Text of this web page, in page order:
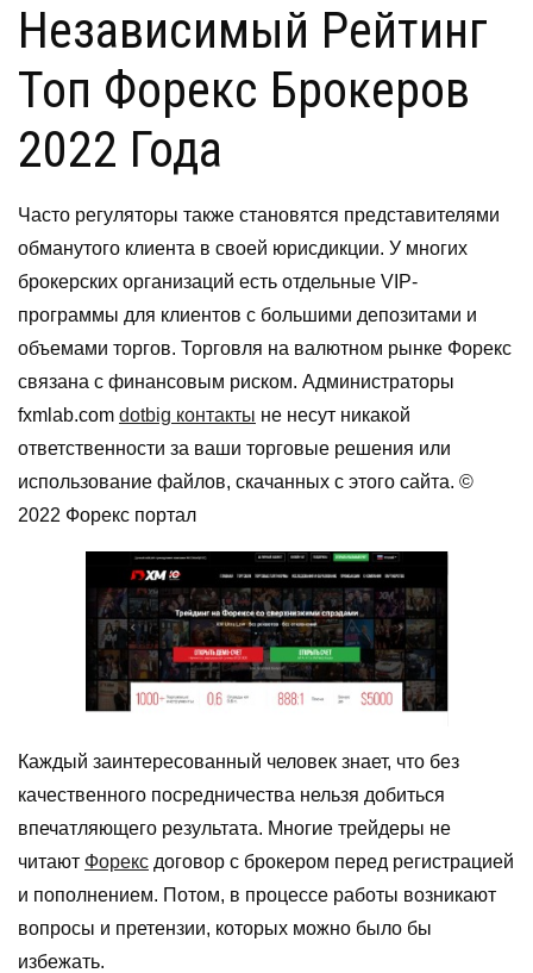
Независимый Рейтинг
Топ Форекс Брокеров
2022 Года
Часто регуляторы также становятся представителями
обманутого клиента в своей юрисдикции. У многих
брокерских организаций есть отдельные VIP-
программы для клиентов с большими депозитами и
объемами торгов. Торговля на валютном рынке Форекс
связана с финансовым риском. Администраторы
fxmlab.com dotbig контакты не несут никакой
ответственности за ваши торговые решения или
использование файлов, скачанных с этого сайта. ©
2022 Форекс портал
Каждый заинтересованный человек знает, что без
качественного посредничества нельзя добиться
впечатляющего результата. Многие трейдеры не
читают Форекс договор с брокером перед регистрацией
и пополнением. Потом, в процессе работы возникают
вопросы и претензии, которых можно было бы
избежать.